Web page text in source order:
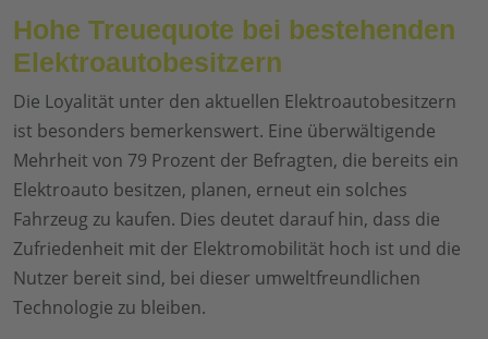
Hohe Treuequote bei bestehenden
Elektroautobesitzern
Die Loyalität unter den aktuellen Elektroautobesitzern
ist besonders bemerkenswert. Eine überwältigende
Mehrheit von 79 Prozent der Befragten, die bereits ein
Elektroauto besitzen, planen, erneut ein solches
Fahrzeug zu kaufen. Dies deutet darauf hin, dass die
Zufriedenheit mit der Elektromobilität hoch ist und die
Nutzer bereit sind, bei dieser umweltfreundlichen
Technologie zu bleiben.